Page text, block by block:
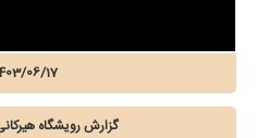
06/17
گزارش رویشگاه هیرکانی